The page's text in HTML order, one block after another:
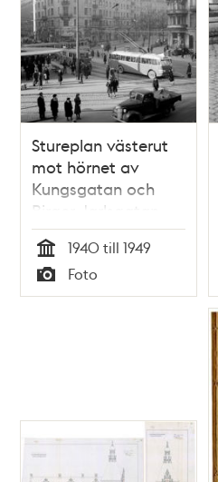
Stureplan västerut
mot hörnet av
Kungsgatan och
Birger Jarlsgatan
Tid
1940 till 1949
Typ
Foto